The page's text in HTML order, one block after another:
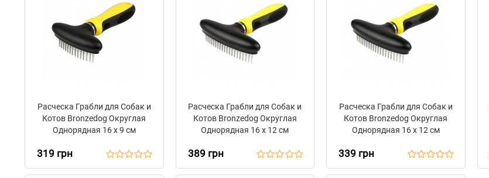
Расческа Грабли для Собак и
Котов Bronzedog Округлая
Однорядная 16 х 9 см
319 грн
Расческа Грабли для Собак и
Котов Bronzedog Округлая
Однорядная 16 х 12 см
389 грн
Расческа Грабли для Собак и
Котов Bronzedog Округлая
Однорядная 16 х 12 см
339 грн